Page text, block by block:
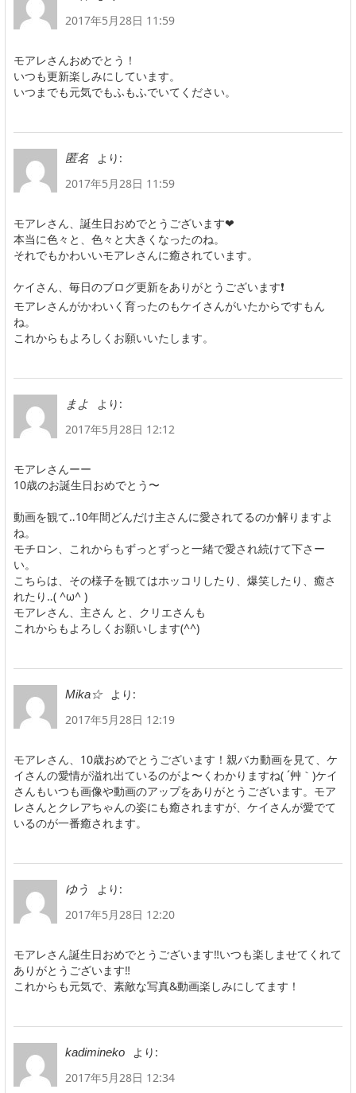
2017年5月28日 11:59
モアレさんおめでとう！
いつも更新楽しみにしています。
いつまでも元気でもふもふでいてください。
匿名
より:
2017年5月28日 11:59
モアレさん、誕生日おめでとうございます❤
本当に色々と、色々と大きくなったのね。
それでもかわいいモアレさんに癒されています。
ケイさん、毎日のブログ更新をありがとうございます❗
モアレさんがかわいく育ったのもケイさんがいたからですもん
ね。
これからもよろしくお願いいたします。
まよ
より:
2017年5月28日 12:12
モアレさんーー
10歳のお誕生日おめでとう〜
動画を観て‥10年間どんだけ主さんに愛されてるのか解りますよ
ね。
モチロン、これからもずっとずっと一緒で愛され続けて下さー
い。
こちらは、その様子を観てはホッコリしたり、爆笑したり、癒さ
れたり‥( ^ω^ )
モアレさん、主さん と、クリエさんも
これからもよろしくお願いします(^^)
Mika☆
より:
2017年5月28日 12:19
モアレさん、10歳おめでとうございます！親バカ動画を見て、ケ
イさんの愛情が溢れ出ているのがよ〜くわかりますね( ´艸｀)ケイ
さんもいつも画像や動画のアップをありがとうございます。モア
レさんとクレアちゃんの姿にも癒されますが、ケイさんが愛でて
いるのが一番癒されます。
ゆう
より:
2017年5月28日 12:20
モアレさん誕生日おめでとうございます‼︎いつも楽しませてくれて
ありがとうございます‼︎
これからも元気で、素敵な写真&動画楽しみにしてます！
kadimineko
より:
2017年5月28日 12:34